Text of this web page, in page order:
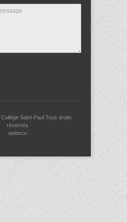
Collège Saint-Paul Tous droits
réservés
websco